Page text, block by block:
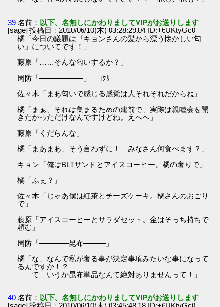
39 名前： 以下、名無しにかわりましてVIPがお送りします
[sage] 投稿日：2010/06/10(木) 03:28:29.04 ID:+6UKtyGc0
橘「今日の議題は『キョンさんの髪から漂う懐かしい匂
い』についてです！」
藤原「……そんな匂いするか？」
周防「――――――」 ｺｸﾘ
佐々木「まあ匂いで感じる感覚は人それぞれだからね」
橘「まぁ、それは集まるための建前で、実際は親睦会を開
きたかっただけなんですけどね。えへへ」
藤原「くだらんな」
橘「まあまあ、そう言わずに！ みなさん何食べます？」
キョン「俺はBLTサンドとアイスコーヒー。橘の奢りで」
橘「ふぇ？」
佐々木「じゃあ僕は紅茶とチーズケーキ。橘さんのおごり
で」
藤原「アイスコーヒーとサラダセット。金はそっち持ちで
頼む」
周防「――――昆布―――」
橘「な、なんで私が奢る事が決定事項みたいな事になって
るんですか！？
て いうか昆布単品なんて絶対ありませんって！」
40 名前： 以下、名無しにかわりましてVIPがお送りします